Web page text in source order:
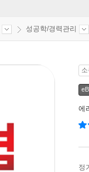
성공학/경력관리
에
정